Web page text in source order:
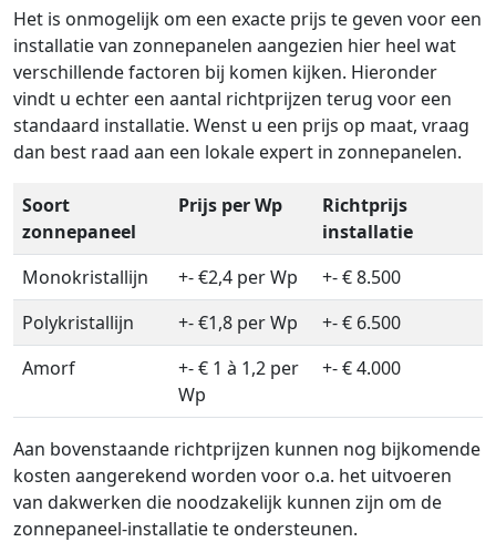
Het is onmogelijk om een exacte prijs te geven voor een
installatie van zonnepanelen aangezien hier heel wat
verschillende factoren bij komen kijken. Hieronder
vindt u echter een aantal richtprijzen terug voor een
standaard installatie. Wenst u een prijs op maat, vraag
dan best raad aan een lokale expert in zonnepanelen.
Soort
zonnepaneel
Prijs per Wp
Richtprijs
installatie
Monokristallijn
+- €2,4 per Wp
+- € 8.500
Polykristallijn
+- €1,8 per Wp
+- € 6.500
Amorf
+- € 1 à 1,2 per
Wp
+- € 4.000
Aan bovenstaande richtprijzen kunnen nog bijkomende
kosten aangerekend worden voor o.a. het uitvoeren
van dakwerken die noodzakelijk kunnen zijn om de
zonnepaneel-installatie te ondersteunen.